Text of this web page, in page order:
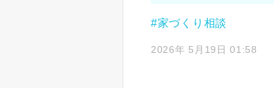
#家づくり相談
2026年 5月19日 01:58